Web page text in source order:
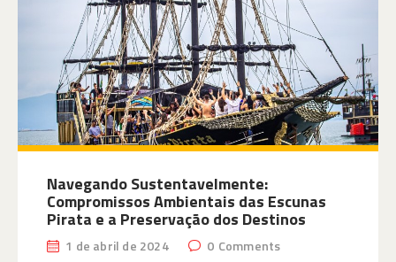
Navegando Sustentavelmente:
Compromissos Ambientais das Escunas
Pirata e a Preservação dos Destinos
1 de abril de 2024 0 Comments